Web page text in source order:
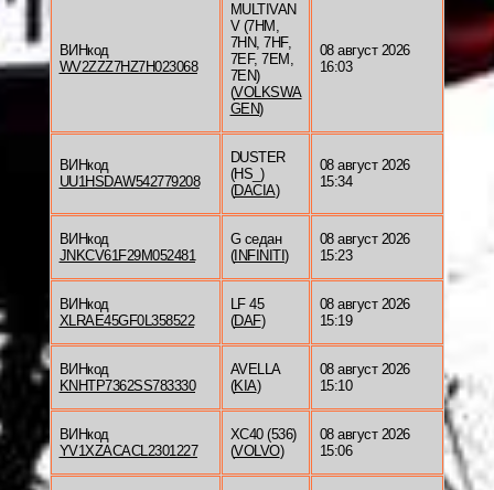
ВИНкод
WV2ZZZ7HZ7H023068
MULTIVAN
V (7HM,
7HN, 7HF,
7EF, 7EM,
7EN)
(VOLKSWA
GEN)
08 август 2026
16:03
ВИНкод
UU1HSDAW542779208
DUSTER
(HS_)
(DACIA)
08 август 2026
15:34
ВИНкод
JNKCV61F29M052481
G седан
(INFINITI )
08 август 2026
15:23
ВИНкод
XLRAE45GF0L358522
LF 45
(DAF)
08 август 2026
15:19
ВИНкод
KNHTP7362SS783330
AVELLA
(KIA)
08 август 2026
15:10
ВИНкод
YV1XZACACL2301227
XC40 (536)
(VOLVO)
08 август 2026
15:06